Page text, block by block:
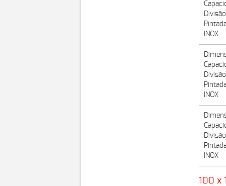
INOX
INOX
INOX
100 x